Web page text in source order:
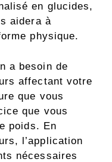
en glucides,
aidera à
physique.
a besoin de
affectant votre
que vous
que vous
poids. En
l’application
nécessaires